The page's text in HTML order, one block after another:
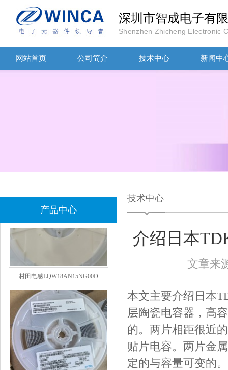
深圳市智成电子有
Shenzhen Zhicheng Electronic
网站首页 公司简介 技术中心 新闻中
产品中心
村田电感LQW18AN15NG00D
技术中心
介绍日本
文章来
本文主要介绍日本
层陶瓷电容器，高
的。两片相距很近
贴片电容。两片金
定的与容量可变的